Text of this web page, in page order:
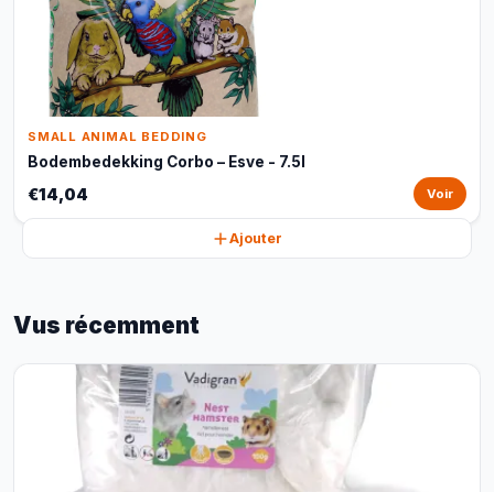
SMALL ANIMAL BEDDING
Bodembedekking Corbo – Esve - 7.5l
€14,04 Voir
Ajouter
Vus récemment